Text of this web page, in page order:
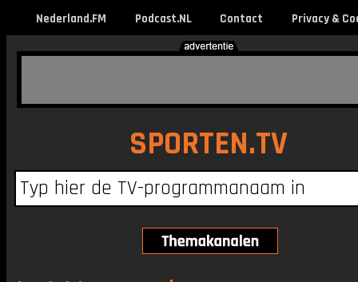
Nederland.FM Podcast.NL Contact Privacy &
SPORTEN.TV